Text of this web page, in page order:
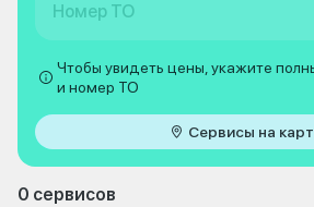
Номер ТО
Чтобы увидеть цены, укажите
и номер ТО
Сервисы на
0 сервисов